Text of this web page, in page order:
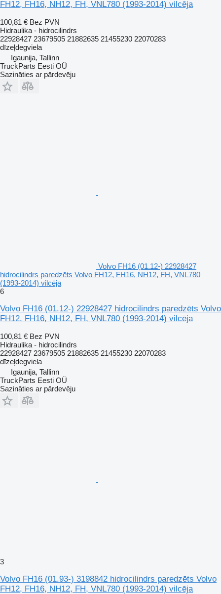
FH12, FH16, NH12, FH, VNL780 (1993-2014) vilcēja
100,81 € Bez PVN
Hidraulika - hidrocilindrs
22928427 23679505 21882635 21455230 22070283
dīzeļdegviela
Igaunija, Tallinn
TruckParts Eesti OÜ
Sazināties ar pārdevēju
Volvo FH16 (01.12-) 22928427
hidrocilindrs paredzēts Volvo FH12, FH16, NH12, FH, VNL780
(1993-2014) vilcēja
6
Volvo FH16 (01.12-) 22928427 hidrocilindrs paredzēts Volvo
FH12, FH16, NH12, FH, VNL780 (1993-2014) vilcēja
100,81 € Bez PVN
Hidraulika - hidrocilindrs
22928427 23679505 21882635 21455230 22070283
dīzeļdegviela
Igaunija, Tallinn
TruckParts Eesti OÜ
Sazināties ar pārdevēju
3
Volvo FH16 (01.93-) 3198842 hidrocilindrs paredzēts Volvo
FH12, FH16, NH12, FH, VNL780 (1993-2014) vilcēja